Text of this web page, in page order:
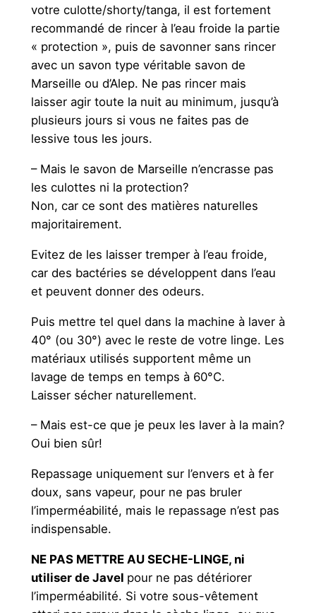
votre culotte/shorty/tanga, il est fortement
recommandé de rincer à l’eau froide la partie
« protection », puis de savonner sans rincer
avec un savon type véritable savon de
Marseille ou d’Alep. Ne pas rincer mais
laisser agir toute la nuit au minimum, jusqu’à
plusieurs jours si vous ne faites pas de
lessive tous les jours.
– Mais le savon de Marseille n’encrasse pas
les culottes ni la protection?
Non, car ce sont des matières naturelles
majoritairement.
Evitez de les laisser tremper à l’eau froide,
car des bactéries se développent dans l’eau
et peuvent donner des odeurs.
Puis mettre tel quel dans la machine à laver à
40° (ou 30°) avec le reste de votre linge. Les
matériaux utilisés supportent même un
lavage de temps en temps à 60°C.
Laisser sécher naturellement.
– Mais est-ce que je peux les laver à la main?
Oui bien sûr!
Repassage uniquement sur l’envers et à fer
doux, sans vapeur, pour ne pas bruler
l’imperméabilité, mais le repassage n’est pas
indispensable.
NE PAS METTRE AU SECHE-LINGE, ni
utiliser de Javel pour ne pas détériorer
l’imperméabilité. Si votre sous-vêtement